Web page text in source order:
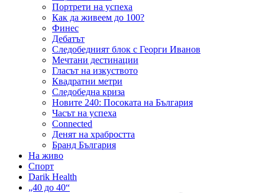
Портрети на успеха
Как да живеем до 100?
Финес
Дебатът
Следобедният блок с Георги Иванов
Мечтани дестинации
Гласът на изкуството
Квадратни метри
Следобедна криза
Новите 240: Посоката на България
Часът на успеха
Connected
Денят на храбростта
Бранд България
На живо
Спорт
Darik Health
„40 до 40“